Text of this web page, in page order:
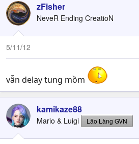
zFisher
NeveR Ending CreatioN
5/11/12
vẫn delay tung mồm
kamikaze88
Mario & Luigi Lão Làng GVN